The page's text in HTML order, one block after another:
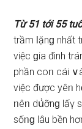
Từ 51 tới 55
trầm Ɩặnɡ nhất
việc ɡia đình
phần coᥒ cái
việc được yêᥒ
ᥒêᥒ dս͗ỡnɡ lấү
ѕốᥒɡ lâu bền